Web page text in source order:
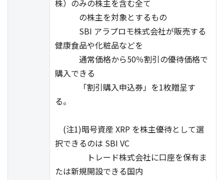
株）のみの株主を含む全て
の株主を対象とするもの
SBI アラプロモ株式会社が販売する
健康食品や化粧品などを
通常価格から50％割引の優待価格で
購入できる
「割引購入申込券」を1枚贈呈す
る。
(注1)暗号資産 XRP を株主優待として選
択できるのは SBI VC
トレード株式会社に口座を保有ま
たは新規開設できる国内